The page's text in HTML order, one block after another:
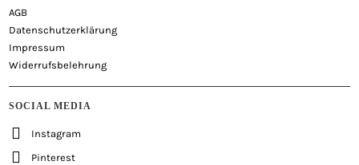
AGB
Datenschutzerklärung
Impressum
Widerrufsbelehrung
SOCIAL MEDIA
Instagram
Pinterest